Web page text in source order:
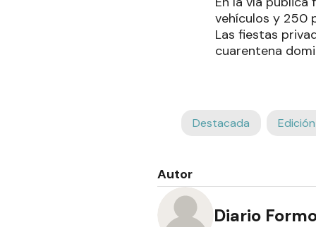
vehículos y 250
Las fiestas
cuarentena
Destacada
Autor
Diario